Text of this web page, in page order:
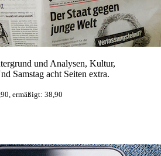
und Analysen, Kultur,
Samstag acht Seiten extra.
ermäßigt: 38,90